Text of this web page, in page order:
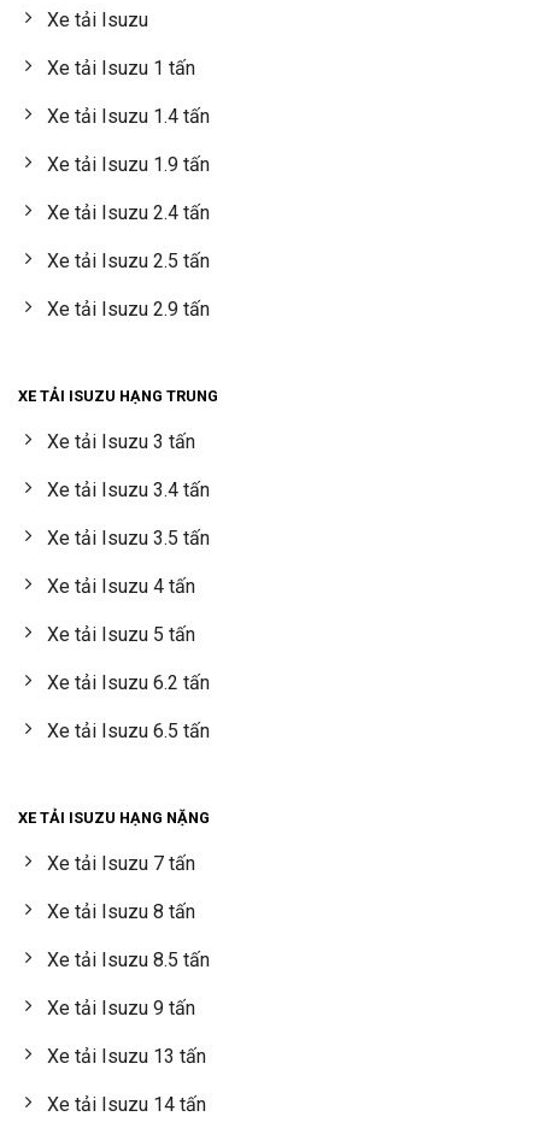
Xe tải Isuzu
Xe tải Isuzu 1 tấn
Xe tải Isuzu 1.4 tấn
Xe tải Isuzu 1.9 tấn
Xe tải Isuzu 2.4 tấn
Xe tải Isuzu 2.5 tấn
Xe tải Isuzu 2.9 tấn
XE TẢI ISUZU HẠNG TRUNG
Xe tải Isuzu 3 tấn
Xe tải Isuzu 3.4 tấn
Xe tải Isuzu 3.5 tấn
Xe tải Isuzu 4 tấn
Xe tải Isuzu 5 tấn
Xe tải Isuzu 6.2 tấn
Xe tải Isuzu 6.5 tấn
XE TẢI ISUZU HẠNG NẶNG
Xe tải Isuzu 7 tấn
Xe tải Isuzu 8 tấn
Xe tải Isuzu 8.5 tấn
Xe tải Isuzu 9 tấn
Xe tải Isuzu 13 tấn
Xe tải Isuzu 14 tấn